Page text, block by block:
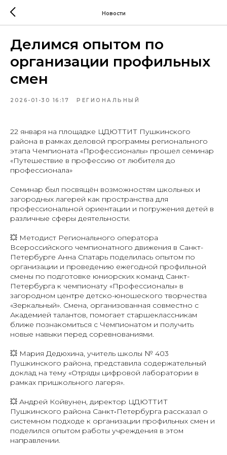
Новости
Делимся опытом по
организации профильных
смен
2026-01-30 16:17 РЕГИОНАЛЬНЫЙ
22 января на площадке ЦДЮТТИТ Пушкинского
района в рамках деловой программы регионального
этапа Чемпионата «Профессионалы» прошел семинар
«Путешествие в профессию от любителя до
профессионала»
Семинар был посвящён возможностям школьных и
загородных лагерей как пространства для
профессиональной ориентации и погружения детей в
различные сферы деятельности.
💥 Методист Регионального оператора
Всероссийского чемпионатного движения в Санкт-
Петербурге Анна Спатарь поделилась опытом по
организации и проведению ежегодной профильной
смены по подготовке юниорских команд Санкт-
Петербурга к чемпионату «Профессионалы» в
загородном центре детско-юношеского творчества
«Зеркальный». Смена, организованная совместно с
Академией талантов, помогает старшеклассникам
ближе познакомиться с Чемпионатом и получить
новые навыки перед соревнованиями.
💥 Мария Дедюхина, учитель школы № 403
Пушкинского района, представила содержательный
доклад на тему «Отряды цифровой лаборатории в
рамках пришкольного лагеря».
💥 Андрей Койвунен, директор ЦДЮТТИТ
Пушкинского района Санкт‑Петербурга рассказал о
системном подходе к организации профильных смен и
поделился опытом работы учреждения в этом
направлении.